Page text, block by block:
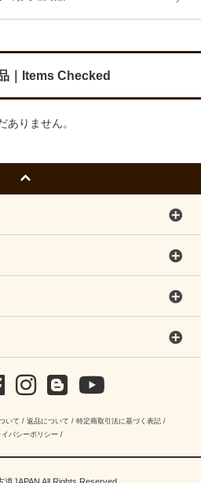
｜Items Checked
ありません。
いて / 返品について / 特定商取引法に基づく表記 /
イバシーポリシー /